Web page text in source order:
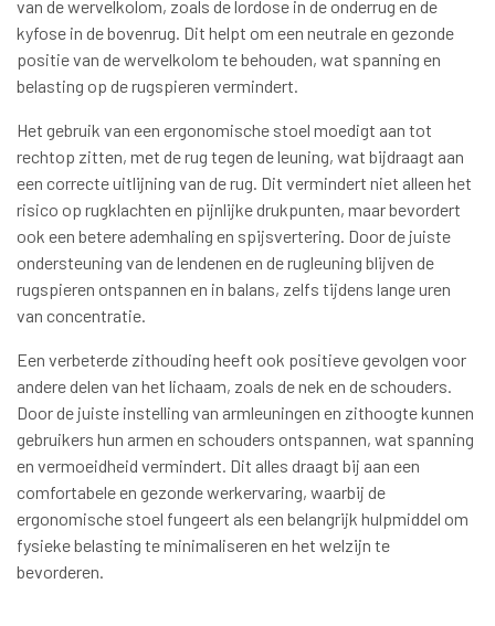
van de wervelkolom, zoals de lordose in de onderrug en de
kyfose in de bovenrug. Dit helpt om een neutrale en gezonde
positie van de wervelkolom te behouden, wat spanning en
belasting op de rugspieren vermindert.
Het gebruik van een ergonomische stoel moedigt aan tot
rechtop zitten, met de rug tegen de leuning, wat bijdraagt aan
een correcte uitlijning van de rug. Dit vermindert niet alleen het
risico op rugklachten en pijnlijke drukpunten, maar bevordert
ook een betere ademhaling en spijsvertering. Door de juiste
ondersteuning van de lendenen en de rugleuning blijven de
rugspieren ontspannen en in balans, zelfs tijdens lange uren
van concentratie.
Een verbeterde zithouding heeft ook positieve gevolgen voor
andere delen van het lichaam, zoals de nek en de schouders.
Door de juiste instelling van armleuningen en zithoogte kunnen
gebruikers hun armen en schouders ontspannen, wat spanning
en vermoeidheid vermindert. Dit alles draagt bij aan een
comfortabele en gezonde werkervaring, waarbij de
ergonomische stoel fungeert als een belangrijk hulpmiddel om
fysieke belasting te minimaliseren en het welzijn te
bevorderen.